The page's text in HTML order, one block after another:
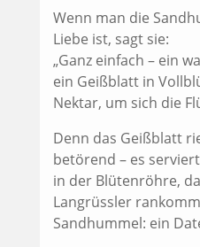
Wenn man die
Liebe ist, sagt sie:
„Ganz einfach – ein
ein Geißblatt in
Nektar, um sich die
Denn das Geißblatt
betörend – es
in der Blütenröhre,
Langrüssler
Sandhummel: ein